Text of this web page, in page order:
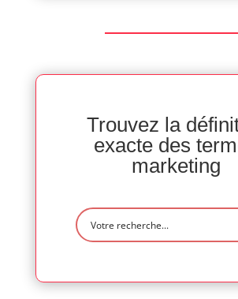
Trouvez la
exacte des
marketing